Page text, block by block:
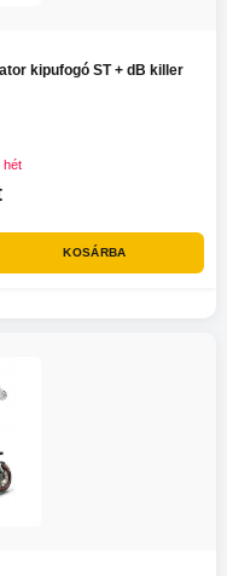
kipufogó ST + dB killer
hét
KOSÁRBA